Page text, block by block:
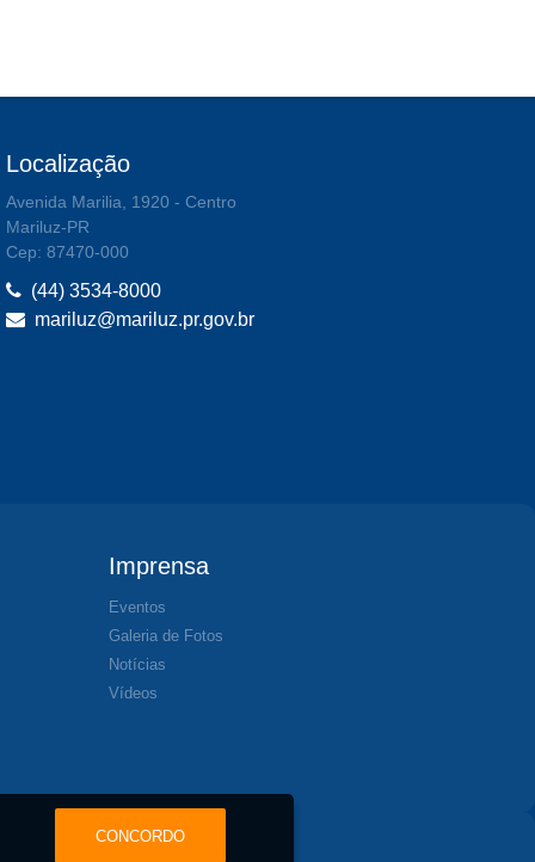
Localização
Avenida Marilia, 1920 - Centro
Mariluz-PR
Cep: 87470-000
(44) 3534-8000
mariluz@mariluz.pr.gov.br
Imprensa
Eventos
Galeria de Fotos
Notícias
Vídeos
CONCORDO